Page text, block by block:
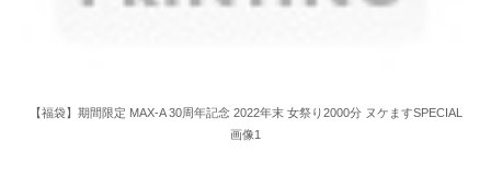
【福袋】期間限定 MAX-A 30周年記念 2022年末 女祭り2000分 ヌケますSPECIAL
画像1